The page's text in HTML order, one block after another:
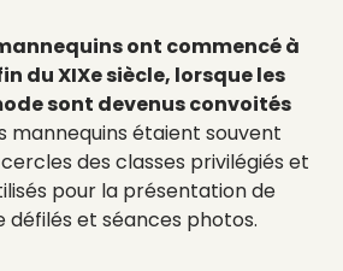
ont commencé à
du XIXe siècle, lorsque les
sont devenus convoités
mannequins étaient souvent
des classes privilégiés et
pour la présentation de
et séances photos.